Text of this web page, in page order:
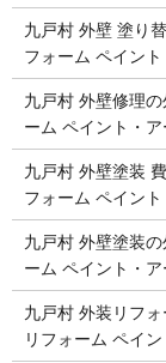
九戸村 外壁 塗り
フォーム ペイン
九戸村 外壁修理
ーム ペイント・
九戸村 外壁塗装
フォーム ペイン
九戸村 外壁塗装
ーム ペイント・
九戸村 外装リフ
リフォーム ペイ